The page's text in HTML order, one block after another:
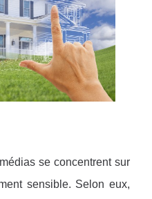
se concentrent sur
sensible. Selon eux,